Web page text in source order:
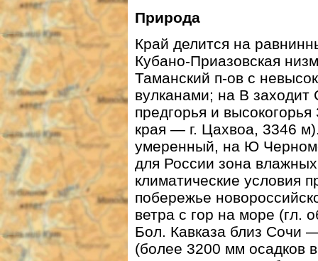
Природа
Край делится на
Кубано-Приазовская
Таманский п-ов с
вулканами; на В
предгорья и
края — г. Цахвоа, 3346
умеренный, на Ю
для России зона
климатические условия
побережье
ветра с гор на море (гл.
Бол. Кавказа близ Сочи
(более 3200 мм осадков